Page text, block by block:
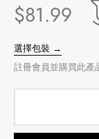
$81.99
選擇包裝 →
具